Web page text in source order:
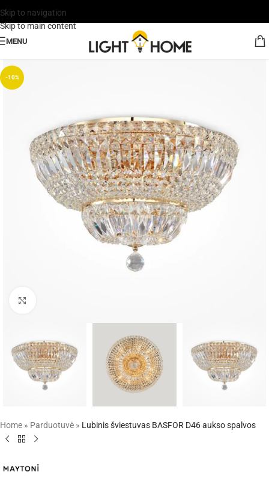
Skip to navigation
Skip to main content
MENU
-10%
Home » Parduotuvė » Lubinis šviestuvas BASFOR D46 aukso spalvos